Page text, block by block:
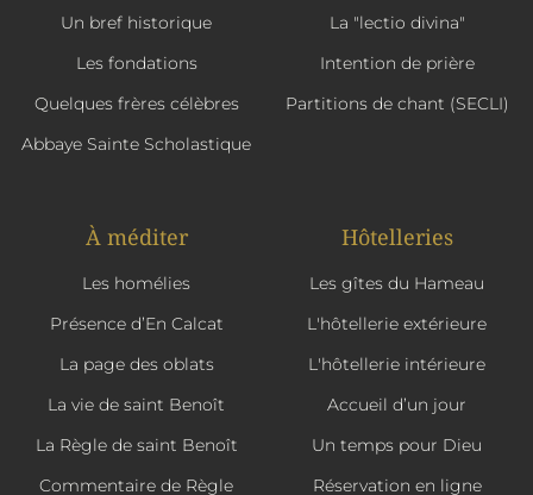
Un bref historique
Les fondations
Quelques frères célèbres
Abbaye Sainte Scholastique
La "lectio divina"
Intention de prière
Partitions de chant (SECLI)
À méditer
Les homélies
Présence d’En Calcat
La page des oblats
La vie de saint Benoît
La Règle de saint Benoît
Commentaire de Règle
Hôtelleries
Les gîtes du Hameau
L'hôtellerie extérieure
L'hôtellerie intérieure
Accueil d’un jour
Un temps pour Dieu
Réservation en ligne